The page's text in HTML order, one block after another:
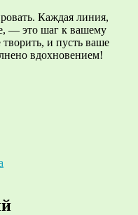
Каждая линия,
— это шаг к вашему
и пусть ваше
вдохновением!